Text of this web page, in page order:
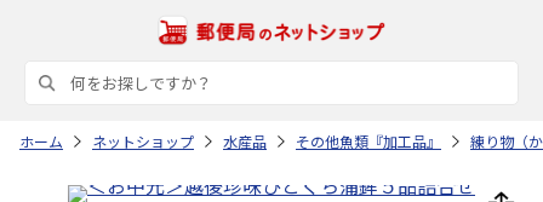
ホーム ネットショップ 水産品 その他魚類『加工品』 練り物（